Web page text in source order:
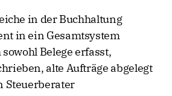
in der Buchhaltung
in ein Gesamtsystem
Belege erfasst,
alte Aufträge abgelegt
Steuerberater